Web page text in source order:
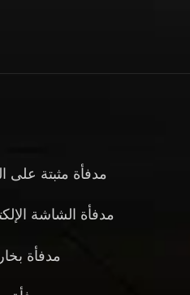
مدفأة مثبتة على
مدفأة الشاشة
مدفأة